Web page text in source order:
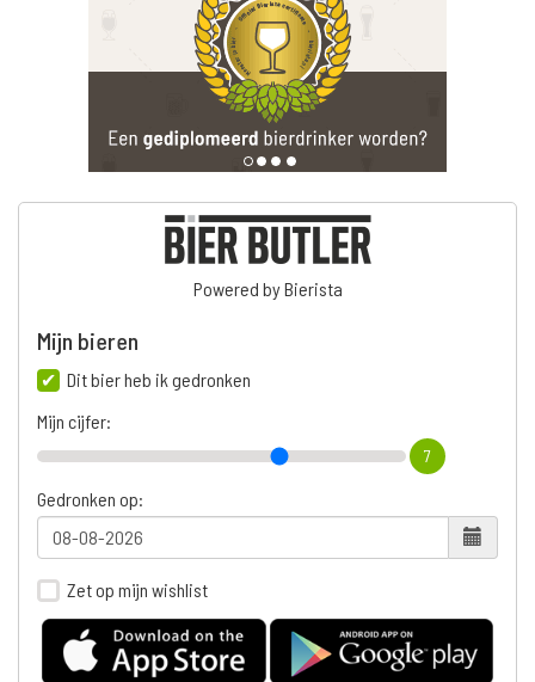
Powered by Bierista
Mijn bieren
Dit bier heb ik gedronken
Mijn cijfer:
7
Gedronken op:
Zet op mijn wishlist